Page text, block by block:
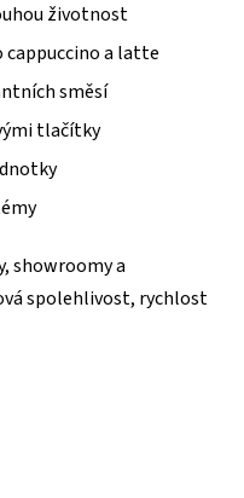
životnost
a latte
směsí
tlačítky
showroomy a
spolehlivost, rychlost